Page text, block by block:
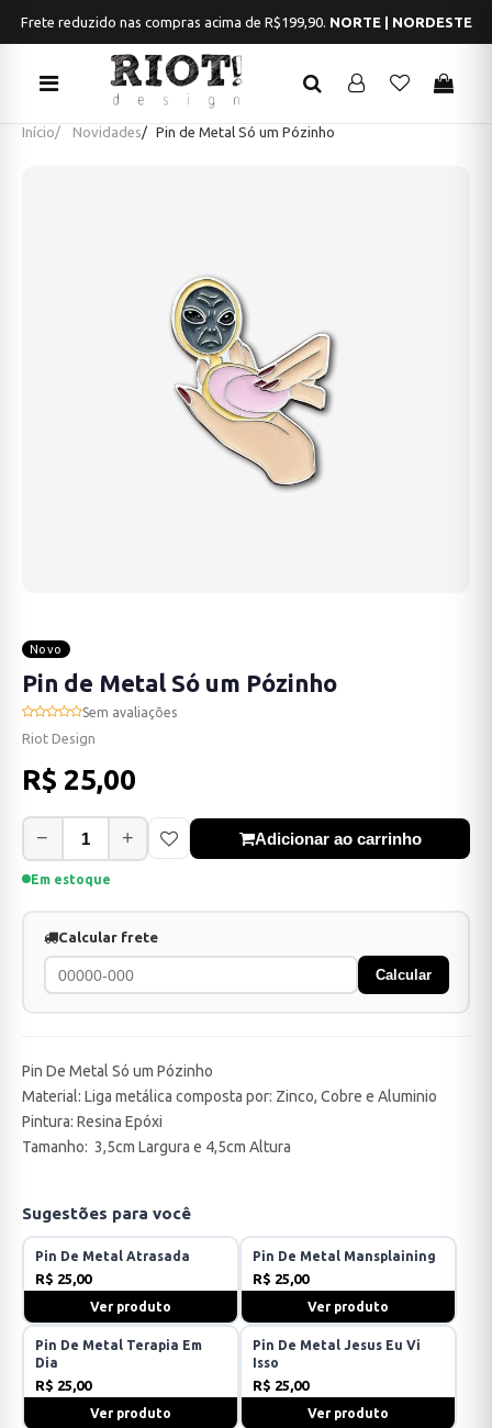
Frete reduzido nas compras acima de R$199,90. NORTE | NORDESTE
Início Novidades Pin de Metal Só um Pózinho
Novo
Pin de Metal Só um Pózinho
Sem avaliações
Riot Design
R$ 25,00
− + Adicionar ao carrinho
Em estoque
Calcular frete
Calcular
Pin De Metal Só um Pózinho
Material: Liga metálica composta por: Zinco, Cobre e Aluminio
Pintura: Resina Epóxi
Tamanho: 3,5cm Largura e 4,5cm Altura
Sugestões para você
Pin De Metal Atrasada
R$ 25,00
Ver produto
Pin De Metal Mansplaining
R$ 25,00
Ver produto
Pin De Metal Terapia Em
Dia
R$ 25,00
Ver produto
Pin De Metal Jesus Eu Vi
Isso
R$ 25,00
Ver produto